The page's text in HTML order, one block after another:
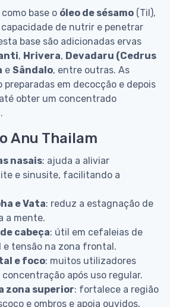
base o óleo de sésamo (Til),
de nutrir e penetrar
base são adicionadas ervas
, Hrivera, Devadaru (Cedrus
e Sândalo, entre outras. As
preparadas em decocção e depois
obter um concentrado
Anu Thailam
nasais: ajuda a aliviar
e sinusite, facilitando a
e Vata: reduz a estagnação de
a mente.
cabeça: útil em cefaleias de
e tensão na zona frontal.
e foco: muitos utilizadores
após uso regular.
zona superior: fortalece a região
e ombros e apoia ouvidos,